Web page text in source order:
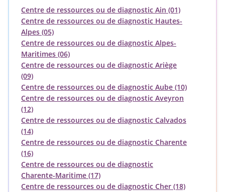
Centre de ressources ou de diagnostic Ain (01)
Centre de ressources ou de diagnostic Hautes-
Alpes (05)
Centre de ressources ou de diagnostic Alpes-
Maritimes (06)
Centre de ressources ou de diagnostic Ariège
(09)
Centre de ressources ou de diagnostic Aube (10)
Centre de ressources ou de diagnostic Aveyron
(12)
Centre de ressources ou de diagnostic Calvados
(14)
Centre de ressources ou de diagnostic Charente
(16)
Centre de ressources ou de diagnostic
Charente-Maritime (17)
Centre de ressources ou de diagnostic Cher (18)